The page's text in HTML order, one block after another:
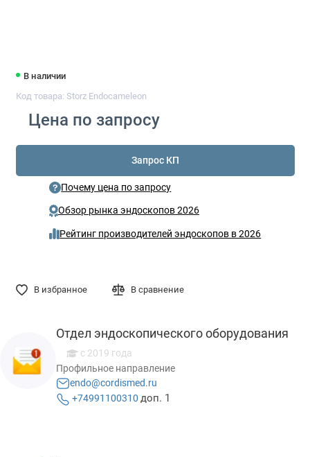
В наличии
Код товара: Storz Endocameleon
Цена по запросу
Запрос КП
Почему цена по запросу
Обзор рынка эндоскопов 2026
Рейтинг производителей эндоскопов в 2026
В избранное В сравнение
Отдел эндоскопического оборудования
с 2019 года
Профильное направление
endo@cordismed.ru
+74991100310 доп. 1